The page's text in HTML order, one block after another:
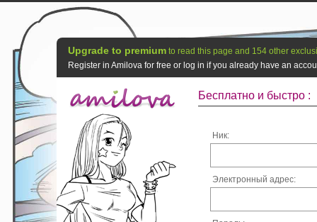
Upgrade to premium to read this page and 154 other
Register in Amilova for free or log in if you already have an
Бесплатно и быстро :
Ник:
Электронный адрес: